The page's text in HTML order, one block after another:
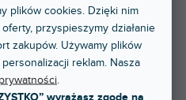
plików cookies. Dzięki nim
przyspieszymy działanie
zakupów. Używamy plików
reklam. Nasza
wyrażasz zgodę na